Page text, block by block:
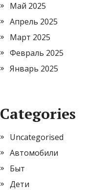
Май 2025
Апрель 2025
Март 2025
Февраль 2025
Январь 2025
Categories
Uncategorised
Автомобили
Быт
Дети